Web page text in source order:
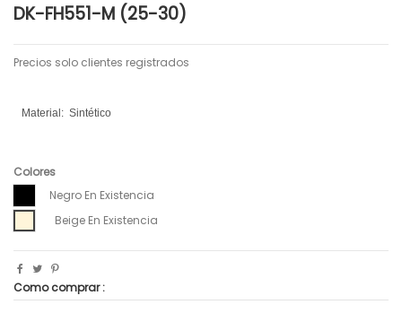
DK-FH551-M (25-30)
Precios solo clientes registrados
Material: Sintético
Colores
Negro En Existencia
Beige En Existencia
Como comprar :